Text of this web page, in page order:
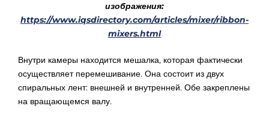
изображения:
https://www.iqsdirectory.com/articles/mixer/ribbon-
mixers.html
Внутри камеры находится мешалка, которая фактически
осуществляет перемешивание. Она состоит из двух
спиральных лент: внешней и внутренней. Обе закреплены
на вращающемся валу.